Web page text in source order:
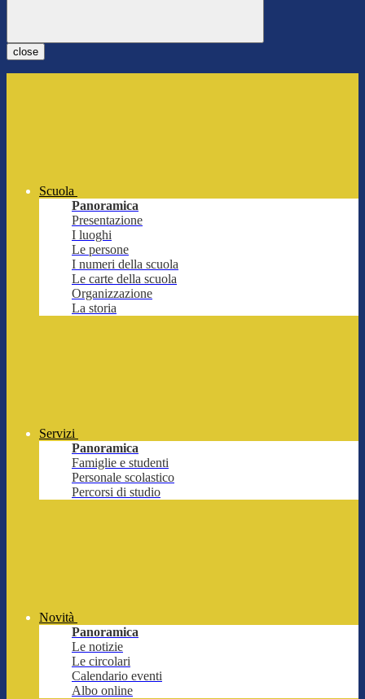
close
Scuola
Panoramica
Presentazione
I luoghi
Le persone
I numeri della scuola
Le carte della scuola
Organizzazione
La storia
Servizi
Panoramica
Famiglie e studenti
Personale scolastico
Percorsi di studio
Novità
Panoramica
Le notizie
Le circolari
Calendario eventi
Albo online